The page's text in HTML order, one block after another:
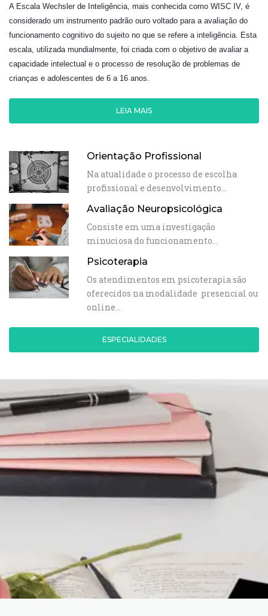
A Escala Wechsler de Inteligência, mais conhecida como WISC IV, é
considerado um instrumento padrão ouro voltado para a avaliação do
funcionamento cognitivo do sujeito no que se refere a inteligência. Esta
escala, utilizada mundialmente, foi criada com o objetivo de avaliar a
capacidade intelectual e o processo de resolução de problemas de
crianças e adolescentes de 6 a 16 anos.
LEIA MAIS
Orientação Profissional
Na atualidade o processo de escolha
profissional e desenvolvimento…
Avaliação Neuropsicológica
Consiste em uma investigação
minuciosa do funcionamento…
Psicoterapia
Os atendimentos em psicoterapia são
oferecidos na modalidade presencial ou
online…
ESPECIALIDADES